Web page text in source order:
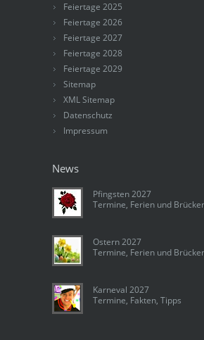
Feiertage 2025
Feiertage 2026
Feiertage 2027
Feiertage 2028
Feiertage 2029
Sitemap
XML Sitemap
Datenschutz
Impressum
News
Pfingsten 2027
Termine, Ferien und
Ostern 2027
Termine, Ferien und
Karneval 2027
Termine, Fakten, Tipps